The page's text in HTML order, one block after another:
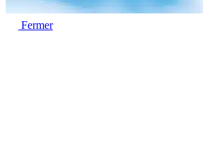
Fermer